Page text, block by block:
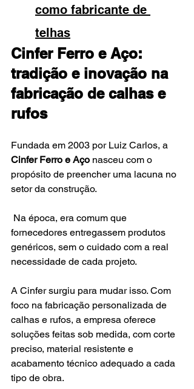
como fabricante de
telhas
Cinfer Ferro e Aço:
tradição e inovação na
fabricação de calhas e
rufos
Fundada em 2003 por Luiz Carlos, a
Cinfer Ferro e Aço nasceu com o
propósito de preencher uma lacuna no
setor da construção.
Na época, era comum que
fornecedores entregassem produtos
genéricos, sem o cuidado com a real
necessidade de cada projeto.
A Cinfer surgiu para mudar isso. Com
foco na fabricação personalizada de
calhas e rufos, a empresa oferece
soluções feitas sob medida, com corte
preciso, material resistente e
acabamento técnico adequado a cada
tipo de obra.